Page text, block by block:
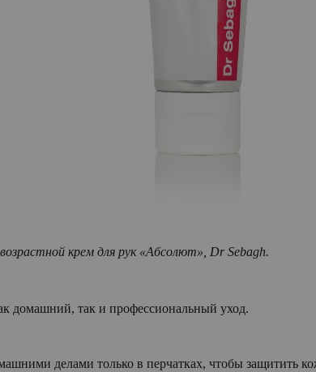
крем для рук «Абсолют», Dr Sebagh.
домашний, так и профессиональный уход.
делами только в перчатках, чтобы защитить